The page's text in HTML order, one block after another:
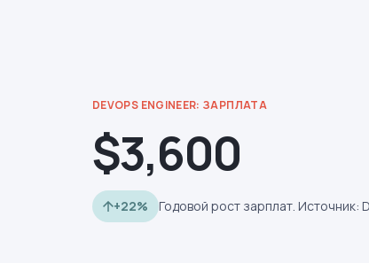
DEVOPS ENGINEER: ЗАРПЛАТА
$3,600
+22% Годовой рост зарплат. Источник: